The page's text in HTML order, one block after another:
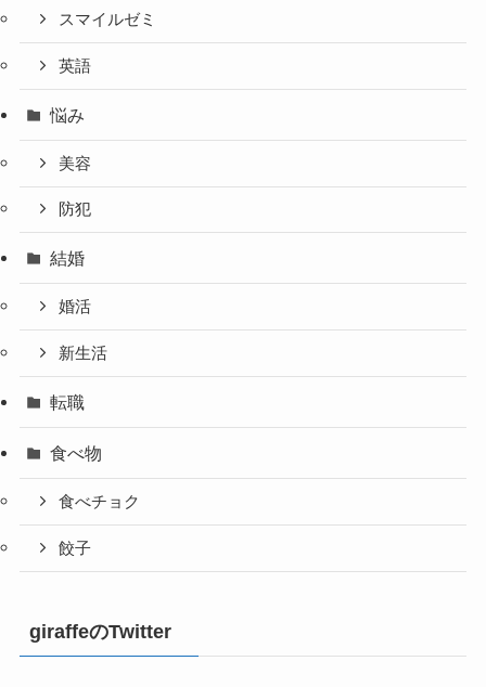
スマイルゼミ
英語
悩み
美容
防犯
結婚
婚活
新生活
転職
食べ物
食べチョク
餃子
giraffeのTwitter